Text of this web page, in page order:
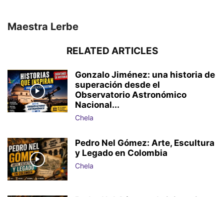
Maestra Lerbe
RELATED ARTICLES
Gonzalo Jiménez: una historia de
superación desde el
Observatorio Astronómico
Nacional...
Chela
Pedro Nel Gómez: Arte, Escultura
y Legado en Colombia
Chela